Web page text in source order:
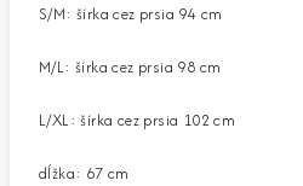
S/M: šírka cez prsia 94 cm
M/L: šírka cez prsia 98 cm
L/XL: šírka cez prsia 102 cm
dĺžka: 67 cm